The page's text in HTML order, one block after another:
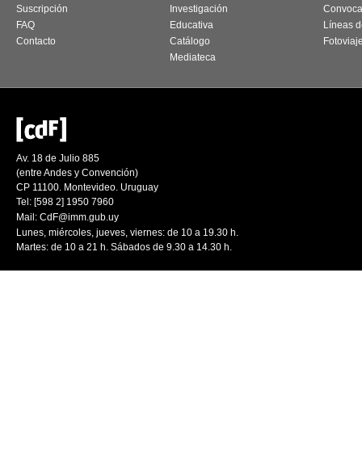
Suscripción
FAQ
Contacto
Investigación
Educativa
Catálogo
Mediateca
Líneas
Av. 18 de Julio 885
(entre Andes y Convención)
CP 11100. Montevideo. Uruguay
Tel: [598 2] 1950 7960
Mail: CdF@imm.gub.uy
Lunes, miércoles, jueves, viernes: de 10 a 19.30 h.
Martes: de 10 a 21 h. Sábados de 9.30 a 14.30 h.